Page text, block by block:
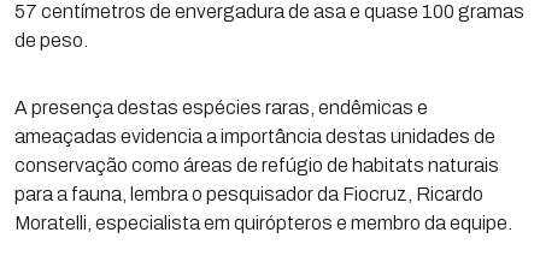
57 centímetros de envergadura de asa e quase 100 gramas
de peso.
A presença destas espécies raras, endêmicas e
ameaçadas evidencia a importância destas unidades de
conservação como áreas de refúgio de habitats naturais
para a fauna, lembra o pesquisador da Fiocruz, Ricardo
Moratelli, especialista em quirópteros e membro da equipe.